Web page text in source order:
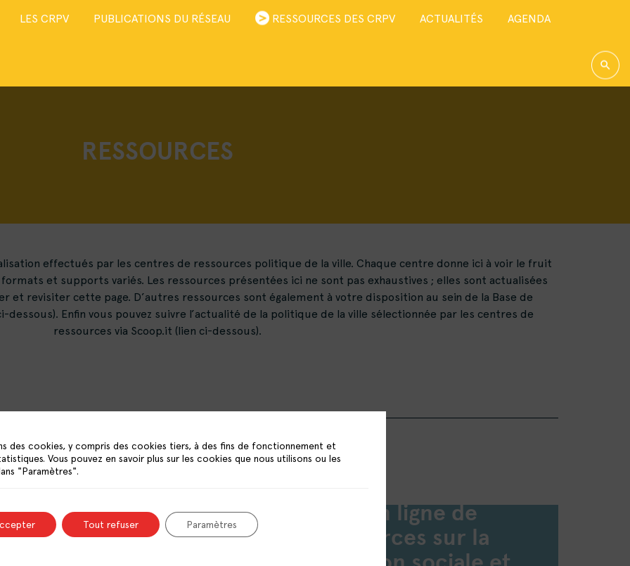
LES CRPV PUBLICATIONS DU RÉSEAU RESSOURCES DES CRPV ACTUALITÉS
AGENDA
RESSOURCES
effectués par les centres de ressources politique de la ville. Chaque centre donne ici à voir le fruit
et supports variés. Les ressources présentées ici ne sont pas exhaustives ; elles sont actualisées
et revisiter cette page. D’autres ressources sont également à votre disposition au sein de la Base de
dessous). Enfin vous pouvez suivre l’actualité de la politique de la ville sélectionnée par les centres de
ressources via Scoop.it (lien ci-dessous).
Aucun résultat trouvé
de presse
de la
Base en ligne de
ressources sur la
des cookies, y compris des cookies tiers, à des fins de fonctionnement et
Vous pouvez en savoir plus sur les cookies que nous utilisons ou les
"Paramètres".
Tout refuser Paramètres